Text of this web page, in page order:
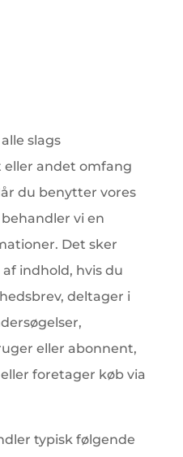
slags
andet omfang
du benytter vores
vi en
Det sker
indhold, hvis du
deltager i
eller abonnent,
foretager køb via
typisk følgende